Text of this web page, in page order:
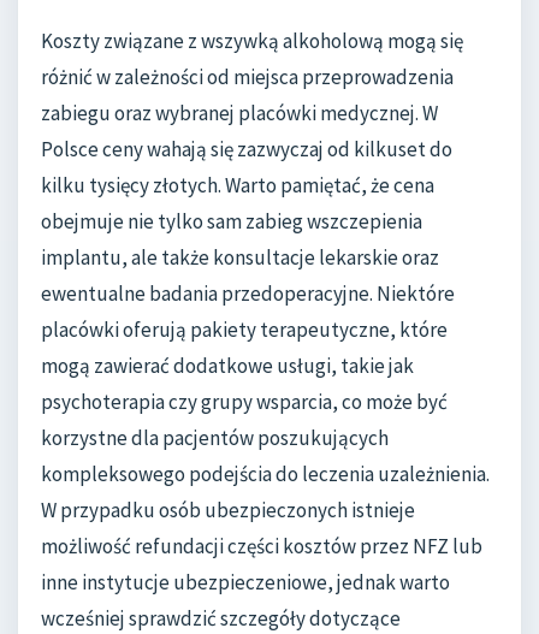
Koszty związane z wszywką alkoholową mogą się
różnić w zależności od miejsca przeprowadzenia
zabiegu oraz wybranej placówki medycznej. W
Polsce ceny wahają się zazwyczaj od kilkuset do
kilku tysięcy złotych. Warto pamiętać, że cena
obejmuje nie tylko sam zabieg wszczepienia
implantu, ale także konsultacje lekarskie oraz
ewentualne badania przedoperacyjne. Niektóre
placówki oferują pakiety terapeutyczne, które
mogą zawierać dodatkowe usługi, takie jak
psychoterapia czy grupy wsparcia, co może być
korzystne dla pacjentów poszukujących
kompleksowego podejścia do leczenia uzależnienia.
W przypadku osób ubezpieczonych istnieje
możliwość refundacji części kosztów przez NFZ lub
inne instytucje ubezpieczeniowe, jednak warto
wcześniej sprawdzić szczegóły dotyczące